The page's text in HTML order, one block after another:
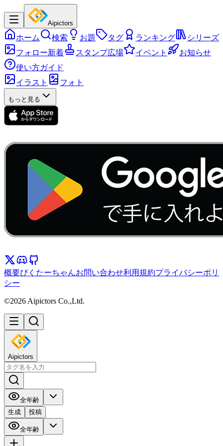
Aipictors
ホーム 検索 お題 タグ ランキング
シリーズ
フォロー新着
スタンプ広場 イベント
お知らせ
使い方ガイド
イラスト
フォト
もっと見る
概要ぴくたーちゃんお問い合わせ利用規約プライバシーポリ
シー
©2026 Aipictors Co.,Ltd.
Aipictors
全年齢
生成
投稿
全年齢